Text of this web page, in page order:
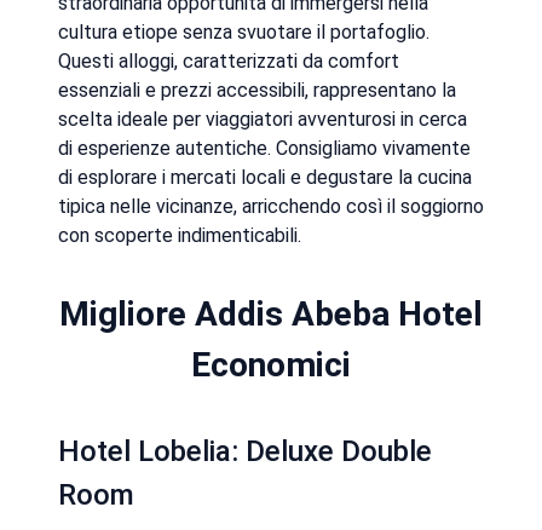
cultura etiope senza svuotare il portafoglio.
Questi alloggi, caratterizzati da comfort
essenziali e prezzi accessibili, rappresentano la
scelta ideale per viaggiatori avventurosi in cerca
di esperienze autentiche. Consigliamo vivamente
di esplorare i mercati locali e degustare la cucina
tipica nelle vicinanze, arricchendo così il soggiorno
con scoperte indimenticabili.
Migliore Addis Abeba Hotel
Economici
Hotel Lobelia: Deluxe Double
Room